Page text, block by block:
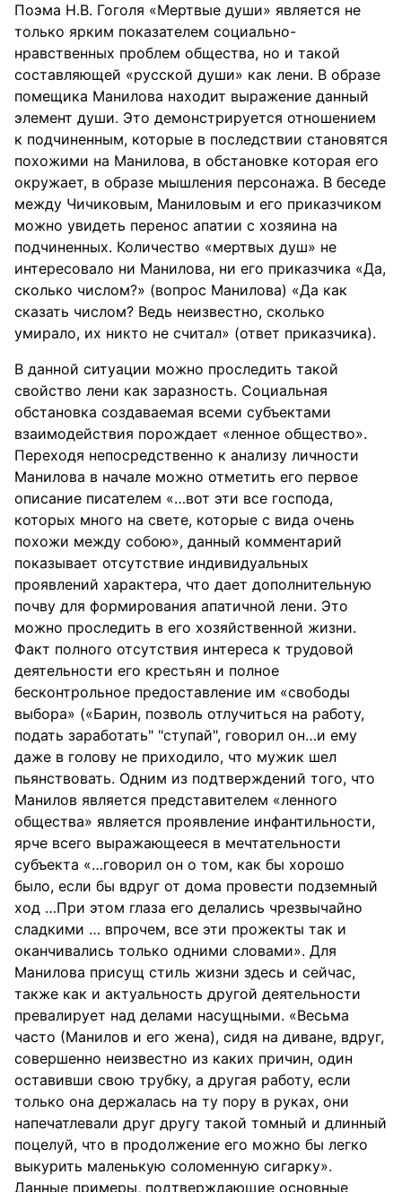
Поэма Н.В. Гоголя «Мертвые души» является не
только ярким показателем социально-
нравственных проблем общества, но и такой
составляющей «русской души» как лени. В образе
помещика Манилова находит выражение данный
элемент души. Это демонстрируется отношением
к подчиненным, которые в последствии становятся
похожими на Манилова, в обстановке которая его
окружает, в образе мышления персонажа. В беседе
между Чичиковым, Маниловым и его приказчиком
можно увидеть перенос апатии с хозяина на
подчиненных. Количество «мертвых душ» не
интересовало ни Манилова, ни его приказчика «Да,
сколько числом?» (вопрос Манилова) «Да как
сказать числом? Ведь неизвестно, сколько
умирало, их никто не считал» (ответ приказчика).
В данной ситуации можно проследить такой
свойство лени как заразность. Социальная
обстановка создаваемая всеми субъектами
взаимодействия порождает «ленное общество».
Переходя непосредственно к анализу личности
Манилова в начале можно отметить его первое
описание писателем «…вот эти все господа,
которых много на свете, которые с вида очень
похожи между собою», данный комментарий
показывает отсутствие индивидуальных
проявлений характера, что дает дополнительную
почву для формирования апатичной лени. Это
можно проследить в его хозяйственной жизни.
Факт полного отсутствия интереса к трудовой
деятельности его крестьян и полное
бесконтрольное предоставление им «свободы
выбора» («Барин, позволь отлучиться на работу,
подать заработать" "ступай", говорил он…и ему
даже в голову не приходило, что мужик шел
пьянствовать. Одним из подтверждений того, что
Манилов является представителем «ленного
общества» является проявление инфантильности,
ярче всего выражающееся в мечтательности
субъекта «…говорил он о том, как бы хорошо
было, если бы вдруг от дома провести подземный
ход …При этом глаза его делались чрезвычайно
сладкими … впрочем, все эти прожекты так и
оканчивались только одними словами». Для
Манилова присущ стиль жизни здесь и сейчас,
также как и актуальность другой деятельности
превалирует над делами насущными. «Весьма
часто (Манилов и его жена), сидя на диване, вдруг,
совершенно неизвестно из каких причин, один
оставивши свою трубку, а другая работу, если
только она держалась на ту пору в руках, они
напечатлевали друг другу такой томный и длинный
поцелуй, что в продолжение его можно бы легко
выкурить маленькую соломенную сигарку».
Данные примеры, подтверждающие основные